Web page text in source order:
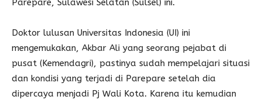
Parepare, Sulawesi Selatan (Sulsel) ini.
Doktor lulusan Universitas Indonesia (UI) ini
mengemukakan, Akbar Ali yang seorang pejabat di
pusat (Kemendagri), pastinya sudah mempelajari situasi
dan kondisi yang terjadi di Parepare setelah dia
dipercaya menjadi Pj Wali Kota. Karena itu kemudian